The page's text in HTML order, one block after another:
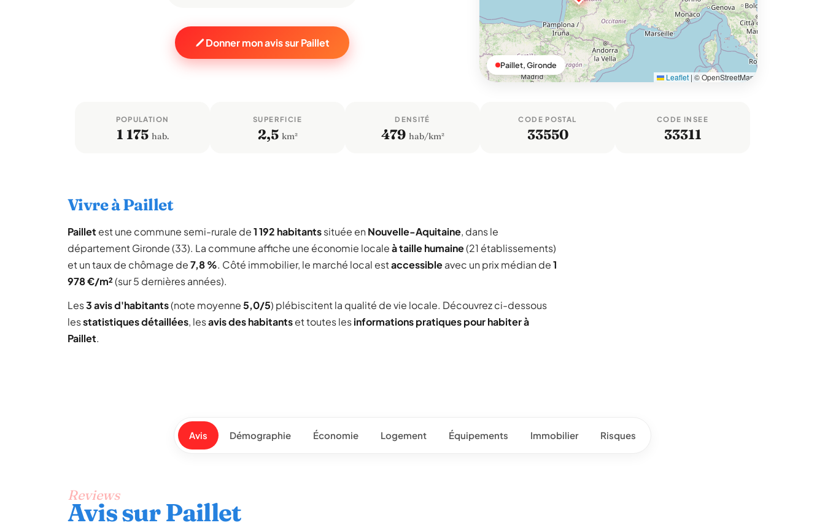
Donner mon avis sur Paillet
Leaflet | © OpenStreetMap
Paillet, Gironde
POPULATION
1 175 hab.
SUPERFICIE
2,5 km²
DENSITÉ
479 hab/km²
CODE POSTAL
33550
CODE INSEE
33311
Vivre à Paillet
Paillet est une commune semi-rurale de1 192 habitantssituée en Nouvelle-Aquitaine, dans le
département Gironde (33). La commune affiche une économie localeà taille humaine(21 établissements)
et un taux de chômage de7,8 %. Côté immobilier, le marché local estaccessibleavec un prix médian de1
978 €/m²(sur 5 dernières années).
Les3 avis d'habitants(note moyenne5,0/5) plébiscitent la qualité de vie locale. Découvrez ci-dessous
lesstatistiques détaillées, lesavis des habitantset toutes lesinformations pratiques pour habiter à
Paillet.
Avis Démographie Économie Logement Équipements Immobilier Risques
Reviews
Avis sur Paillet